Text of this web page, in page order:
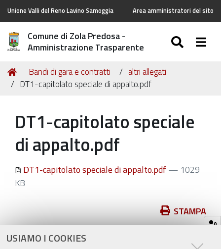
USIAMO I COOKIES
Unione Valli del Reno Lavino Samoggia Area amministratori del sito
Comune di Zola Predosa -
Amministrazione Trasparente
Tu
sei
Home
Bandi di gara e contratti
altri allegati
DT1-capitolato speciale di appalto.pdf
DT1-capitolato speciale
di appalto.pdf
DT1-capitolato speciale di appalto.pdf— 1029
KB
sul
documento
STAMPA
ultima modifica